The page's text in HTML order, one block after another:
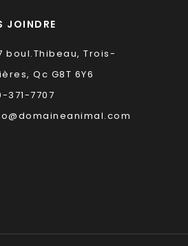
JOINDRE
boul.Thibeau, Trois-
Qc G8T 6Y6
371-7707